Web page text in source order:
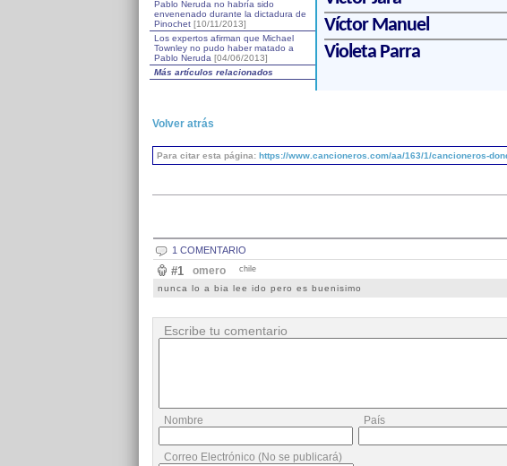
Pablo Neruda no habría sido
envenenado durante la dictadura de
Pinochet [10/11/2013]
Los expertos afirman que Michael
Townley no pudo haber matado a
Pablo Neruda [04/06/2013]
Más artículos relacionados
Víctor Manuel
Violeta Parra
Volver atrás
Para citar esta página: https://www.cancioneros.com/aa/163/1/cancioneros-
1 COMENTARIO
#1 omero chile
nunca lo a bia lee ido pero es buenisimo
Escribe tu comentario
Nombre País
Correo Electrónico (No se publicará)